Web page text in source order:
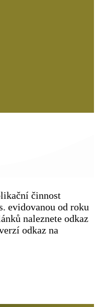
činnost
evidovanou od roku
naleznete odkaz
odkaz na